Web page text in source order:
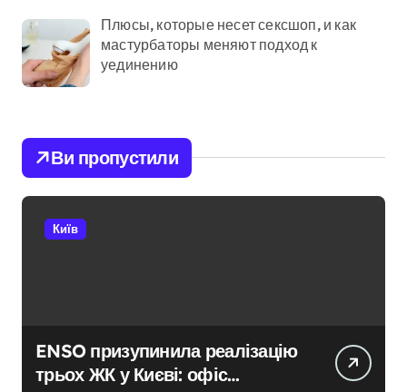
Плюсы, которые несет сексшоп, и как
мастурбаторы меняют подход к
уединению
Ви пропустили
Київ
ENSO призупинила реалізацію
трьох ЖК у Києві: офіс